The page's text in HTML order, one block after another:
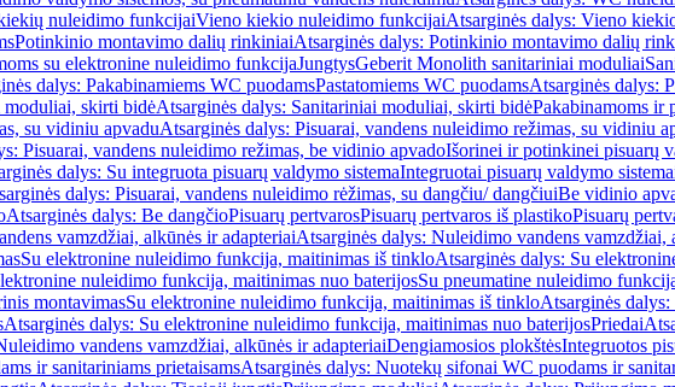
nuleidimo funkcijaiVieno kiekio nuleidimo funkcijaiAtsarginės dalys: Vieno
Potinkinio montavimo dalių rinkiniaiAtsarginės dalys: Potinkinio montavimo dalių
su elektronine nuleidimo funkcijaJungtysGeberit Monolith sanitariniai moduliai
dalys: Pakabinamiems WC puodamsPastatomiems WC puodamsAtsarginės dalys:
moduliai, skirti bidėAtsarginės dalys: Sanitariniai moduliai, skirti bidėPakabinamoms ir
su vidiniu apvaduAtsarginės dalys: Pisuarai, vandens nuleidimo režimas, su vidiniu
Pisuarai, vandens nuleidimo režimas, be vidinio apvadoIšorinei ir potinkinei pisuarų
dalys: Su integruota pisuarų valdymo sistemaIntegruotai pisuarų valdymo
dalys: Pisuarai, vandens nuleidimo rėžimas, su dangčiu/ dangčiuiBe vidinio
Atsarginės dalys: Be dangčioPisuarų pertvarosPisuarų pertvaros iš plastikoPisuarų
vamzdžiai, alkūnės ir adapteriaiAtsarginės dalys: Nuleidimo vandens vamzdžiai,
Su elektronine nuleidimo funkcija, maitinimas iš tinkloAtsarginės dalys: Su
nuleidimo funkcija, maitinimas nuo baterijosSu pneumatine nuleidimo
montavimasSu elektronine nuleidimo funkcija, maitinimas iš tinkloAtsarginės
Atsarginės dalys: Su elektronine nuleidimo funkcija, maitinimas nuo baterijosPriedai
vandens vamzdžiai, alkūnės ir adapteriaiDengiamosios plokštėsIntegruotos
ir sanitariniams prietaisamsAtsarginės dalys: Nuotekų sifonai WC puodams ir